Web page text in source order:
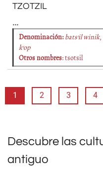
TZOTZIL
...
Denominación:bats’il winik,
k’op
Otros nombres: tsotsil
1 2 3 4
Descubre las
antiguo